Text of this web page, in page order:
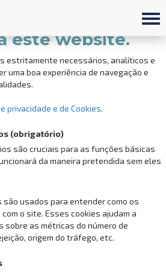
preferências de
este website.
estritamente necessários, analíticos e
uma boa experiência de navegação e
privacidade e de Cookies.
(obrigatório)
são cruciais para as funções básicas
da maneira pretendida sem eles
são usados para entender como os
o site. Esses cookies ajudam a
sobre as métricas do número de
origem do tráfego, etc.